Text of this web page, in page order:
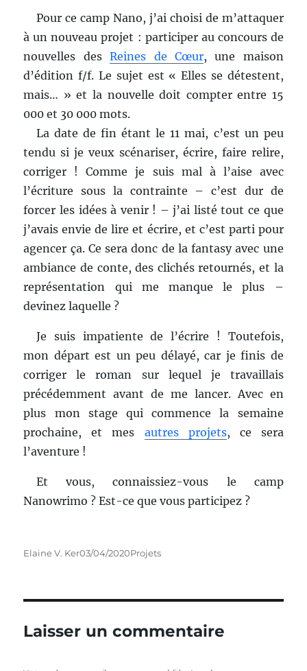
Pour ce camp Nano, j’ai choisi de m’attaquer
à un nouveau projet : participer au concours de
nouvelles desReines de Cœur, une maison
d’édition f/f. Le sujet est « Elles se détestent,
mais… » et la nouvelle doit compter entre 15
000 et 30 000 mots.
La date de fin étant le 11 mai, c’est un peu
tendu si je veux scénariser, écrire, faire relire,
corriger ! Comme je suis mal à l’aise avec
l’écriture sous la contrainte – c’est dur de
forcer les idées à venir ! – j’ai listé tout ce que
j’avais envie de lire et écrire, et c’est parti pour
agencer ça. Ce sera donc de la fantasy avec une
ambiance de conte, des clichés retournés, et la
représentation qui me manque le plus –
devinez laquelle ?
Je suis impatiente de l’écrire ! Toutefois,
mon départ est un peu délayé, car je finis de
corriger le roman sur lequel je travaillais
précédemment avant de me lancer. Avec en
plus mon stage qui commence la semaine
prochaine, et mes autres projets, ce sera
l’aventure !
Et vous, connaissiez-vous le camp
Nanowrimo ? Est-ce que vous participez ?
Auteur
Elaine V. KerPublié
03/04/2020Catégories
Projets
Laisser un commentaire